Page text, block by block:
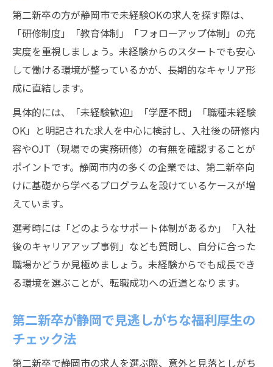
第二新卒の方が静岡市で未経験OKの求人を探す際は、
「研修制度」「教育体制」「フォローアップ体制」の充
実度を重視しましょう。未経験からのスタートでも安心
して働ける環境が整っているかが、長期的なキャリア形
成に直結します。
具体的には、「未経験歓迎」「学歴不問」「職種未経験
OK」と明記された求人を中心に検討し、入社後の研修内
容やOJT（現場での実務研修）の有無を確認することが
ポイントです。静岡市内の多くの企業では、第二新卒向
けに基礎から学べるプログラムを設けているケースが増
えています。
選考時には「どのようなサポート体制があるか」「入社
後のキャリアアップ事例」なども質問し、自分に合った
職場かどうか見極めましょう。未経験からでも成長でき
る環境を選ぶことが、転職成功への近道となります。
第二新卒が静岡で見逃しがちな福利厚生の
チェック法
第二新卒で静岡市の求人を選ぶ際、意外と見落としがち